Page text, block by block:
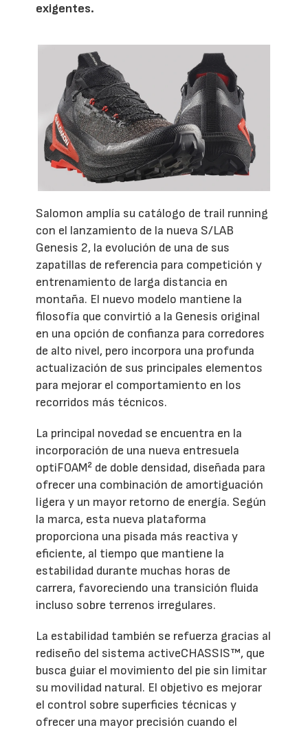
exigentes.
Salomon amplía su catálogo de trail running
con el lanzamiento de la nueva S/LAB
Genesis 2, la evolución de una de sus
zapatillas de referencia para competición y
entrenamiento de larga distancia en
montaña. El nuevo modelo mantiene la
filosofía que convirtió a la Genesis original
en una opción de confianza para corredores
de alto nivel, pero incorpora una profunda
actualización de sus principales elementos
para mejorar el comportamiento en los
recorridos más técnicos.
La principal novedad se encuentra en la
incorporación de una nueva entresuela
optiFOAM² de doble densidad, diseñada para
ofrecer una combinación de amortiguación
ligera y un mayor retorno de energía. Según
la marca, esta nueva plataforma
proporciona una pisada más reactiva y
eficiente, al tiempo que mantiene la
estabilidad durante muchas horas de
carrera, favoreciendo una transición fluida
incluso sobre terrenos irregulares.
La estabilidad también se refuerza gracias al
rediseño del sistema activeCHASSIS™, que
busca guiar el movimiento del pie sin limitar
su movilidad natural. El objetivo es mejorar
el control sobre superficies técnicas y
ofrecer una mayor precisión cuando el